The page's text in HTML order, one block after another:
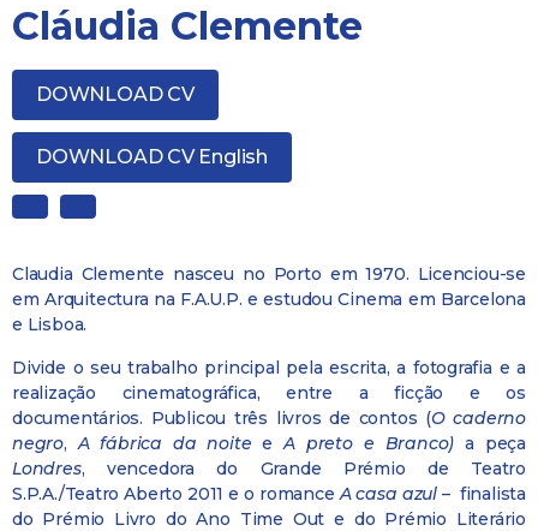
Cláudia Clemente
DOWNLOAD CV
DOWNLOAD CV English
Claudia Clemente nasceu no Porto em 1970. Licenciou-se
em Arquitectura na F.A.U.P. e estudou Cinema em Barcelona
e Lisboa.
Divide o seu trabalho principal pela escrita, a fotografia e a
realização cinematográfica, entre a ficção e os
documentários. Publicou três livros de contos (O caderno
negro, A fábrica da noite eA preto e Branco)a peça
Londres, vencedora do Grande Prémio de Teatro
S.P.A./Teatro Aberto 2011 e o romance A casa azul – finalista
do Prémio Livro do Ano Time Out e do Prémio Literário